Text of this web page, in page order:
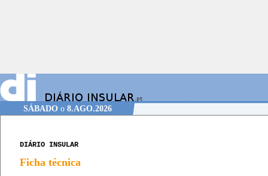
SÁBADOo 8.AGO.2026
DIÁRIO INSULAR
Ficha técnica